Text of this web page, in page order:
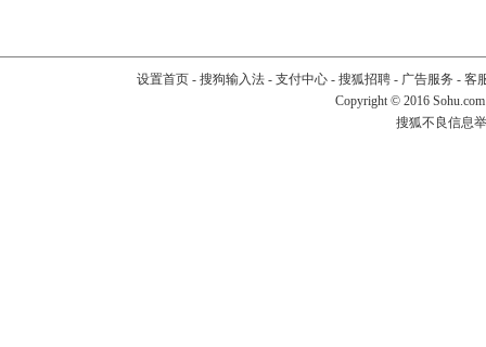
设置首页- 搜狗输入法- 支付中心- 搜狐招聘- 广告服务 - 客
Copyright © 2016
搜狐不良信息